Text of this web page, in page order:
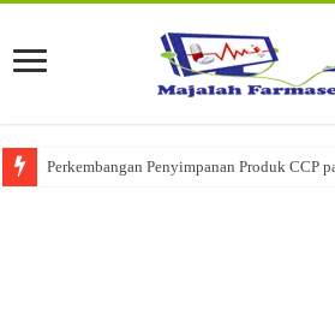
Perkembangan Penyimpanan Produk CCP